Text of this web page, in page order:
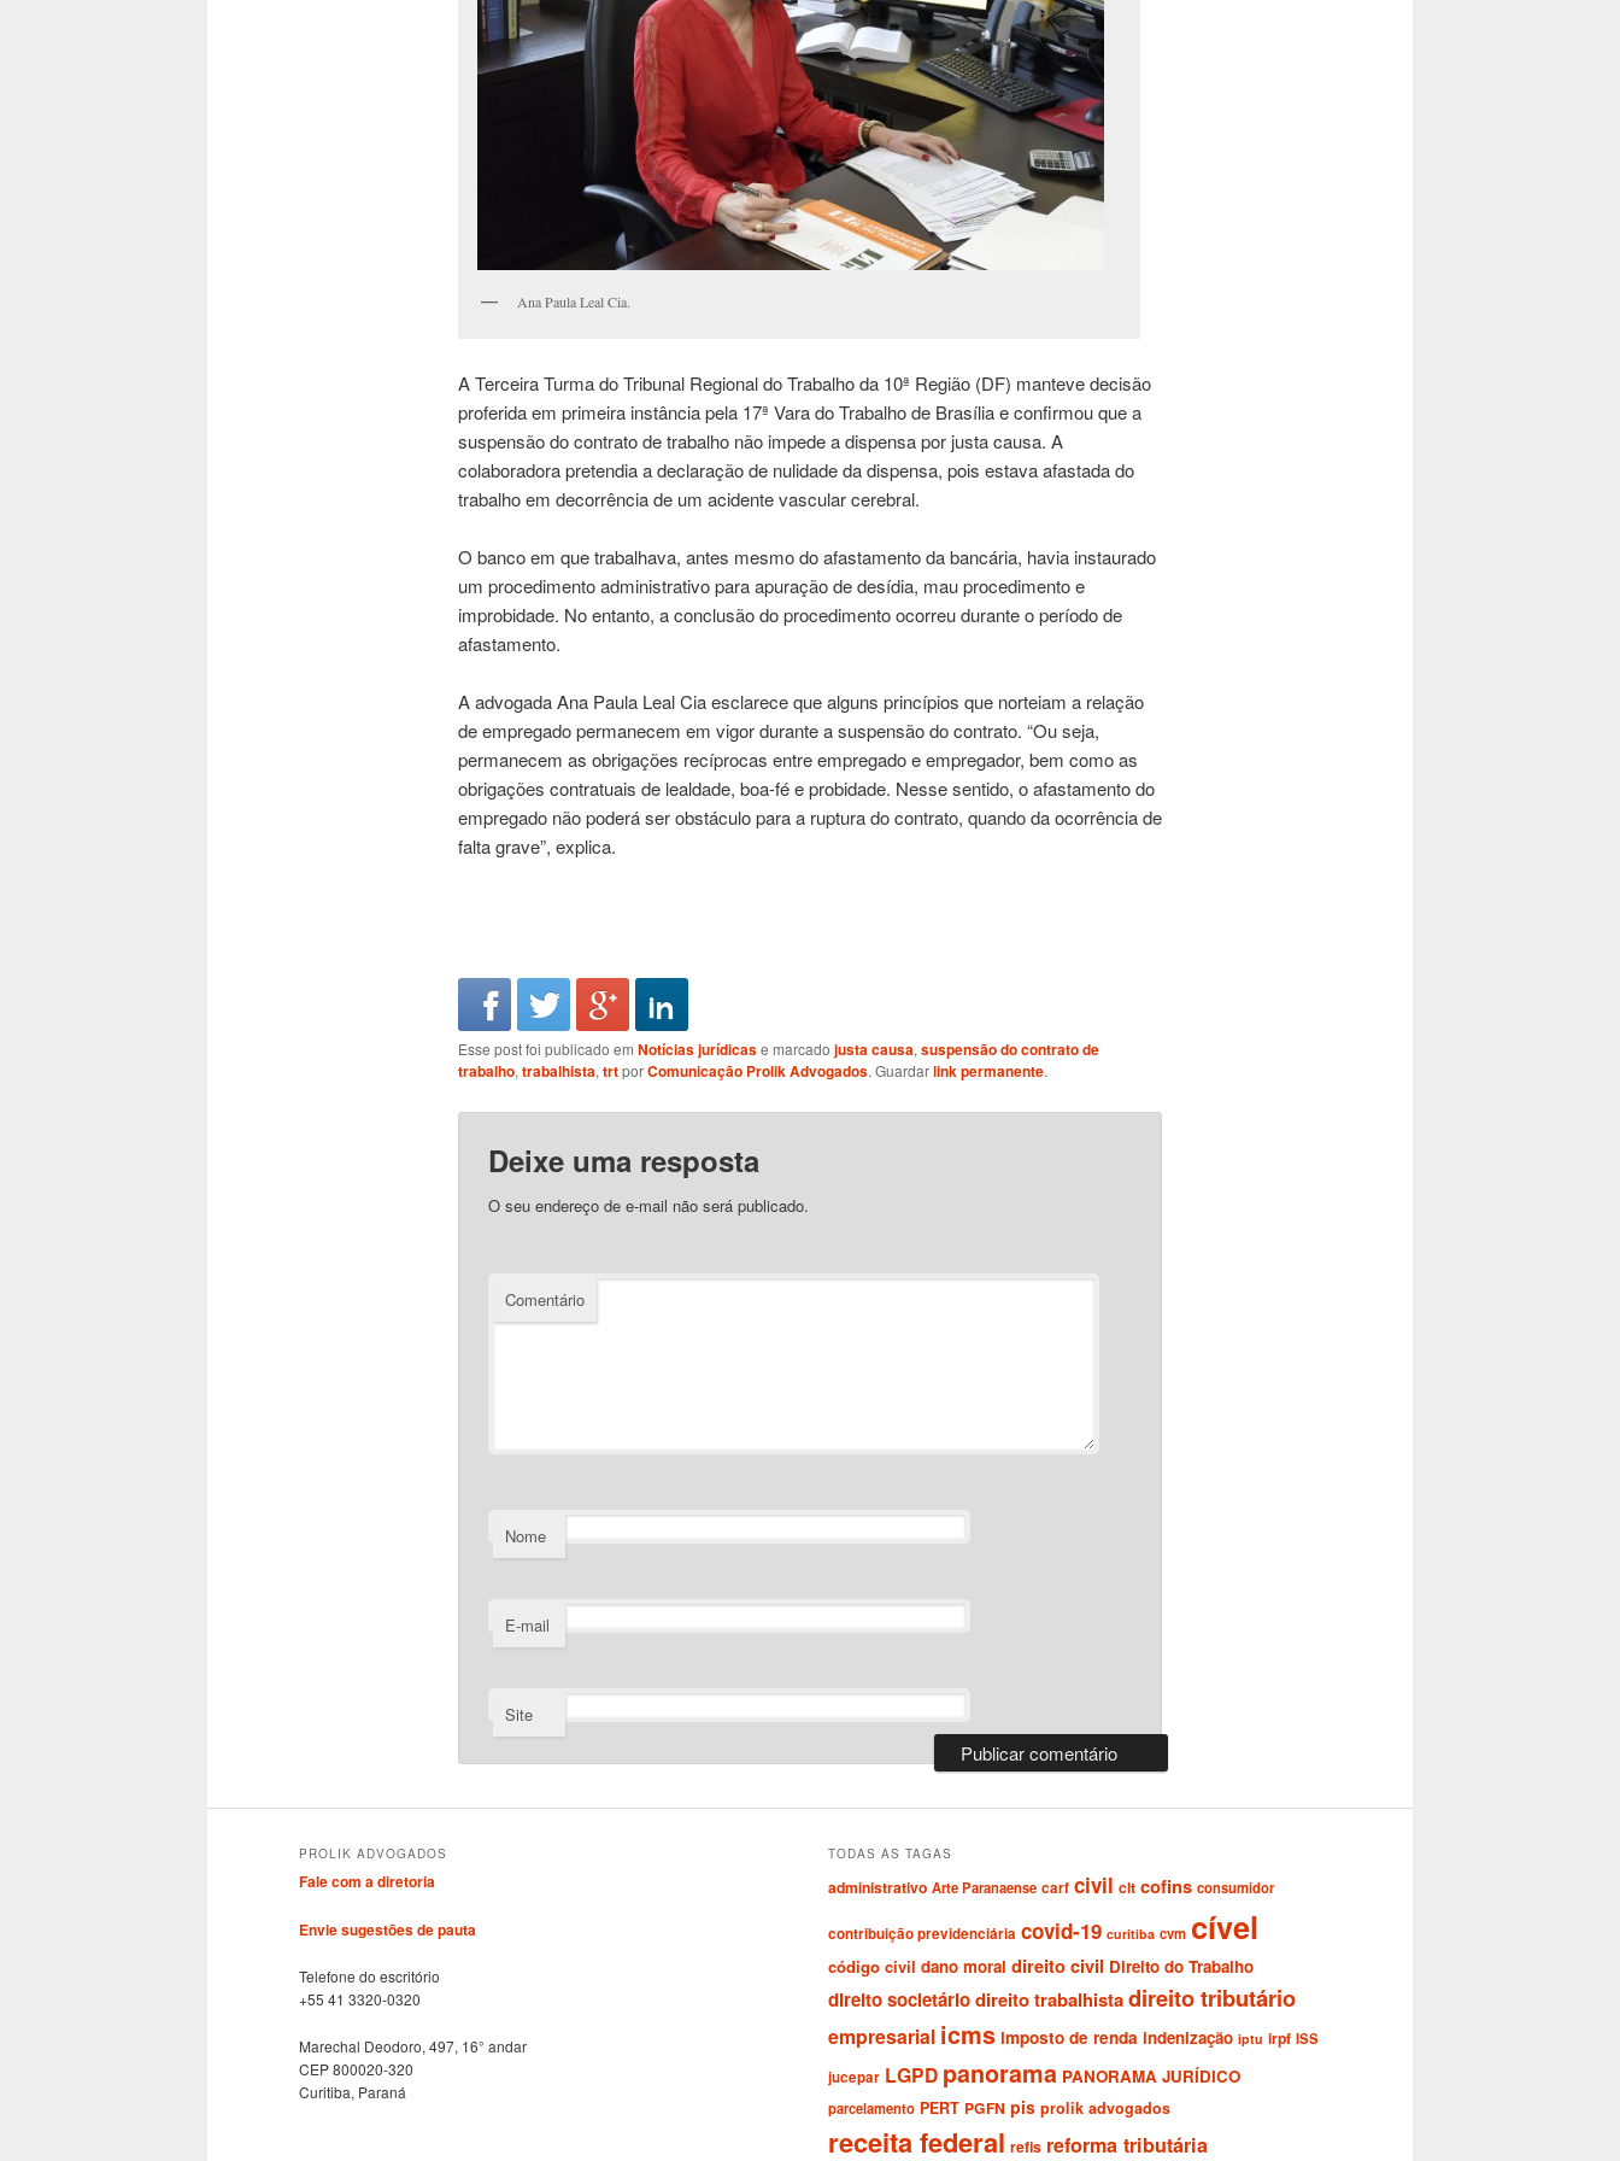
Ana Paula Leal Cia.
A Terceira Turma do Tribunal Regional do Trabalho da 10ª Região (DF) manteve decisão
proferida em primeira instância pela 17ª Vara do Trabalho de Brasília e confirmou que a
suspensão do contrato de trabalho não impede a dispensa por justa causa. A
colaboradora pretendia a declaração de nulidade da dispensa, pois estava afastada do
trabalho em decorrência de um acidente vascular cerebral.
O banco em que trabalhava, antes mesmo do afastamento da bancária, havia instaurado
um procedimento administrativo para apuração de desídia, mau procedimento e
improbidade. No entanto, a conclusão do procedimento ocorreu durante o período de
afastamento.
A advogada Ana Paula Leal Cia esclarece que alguns princípios que norteiam a relação
de empregado permanecem em vigor durante a suspensão do contrato. “Ou seja,
permanecem as obrigações recíprocas entre empregado e empregador, bem como as
obrigações contratuais de lealdade, boa-fé e probidade. Nesse sentido, o afastamento do
empregado não poderá ser obstáculo para a ruptura do contrato, quando da ocorrência de
falta grave”, explica.
Esse post foi publicado em Notícias jurídicase marcado justa causa, suspensão do contrato de
trabalho, trabalhista, trtporComunicação Prolik Advogados. Guardarlink permanente.
Deixe uma resposta
O seu endereço de e-mail não será publicado.
Comentário
Nome
E-mail
Site
PROLIK ADVOGADOS
Fale com a diretoria
Envie sugestões de pauta
Telefone do escritório
+55 41 3320-0320
Marechal Deodoro, 497, 16° andar
CEP 800020-320
Curitiba, Paraná
TODAS AS TAGAS
administrativo Arte Paranaense carf civil clt cofins consumidor
contribuição previdenciária covid-19 curitiba cvm cível
código civil dano moral direito civil Direito do Trabalho
direito societáriodireito trabalhistadireito tributário
empresarial icms imposto de renda indenização iptu irpf ISS
jucepar LGPD panorama PANORAMA JURÍDICO
parcelamento PERT PGFN pis prolik advogados
receita federal refis reforma tributária